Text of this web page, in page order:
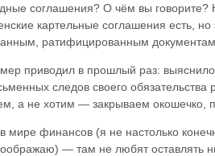
соглашения? О чём вы говорите?
картельные соглашения есть,
ратифицированным документам.
приводил в прошлый раз:
следов своего
а не хотим — закрываем окошечко,
мире финансов (я не настолько
— там не любят оставлять